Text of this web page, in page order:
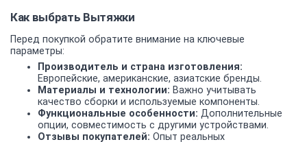
Как выбрать Вытяжки
Перед покупкой обратите внимание на ключевые
параметры:
Производитель и страна изготовления:
Европейские, американские, азиатские бренды.
Материалы и технологии: Важно учитывать
качество сборки и используемые компоненты.
Функциональные особенности: Дополнительные
опции, совместимость с другими устройствами.
Отзывы покупателей: Опыт реальных